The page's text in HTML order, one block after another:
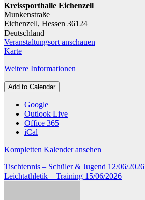
Kreissporthalle Eichenzell
Munkenstraße
Eichenzell, Hessen 36124
Deutschland
Veranstaltungsort anschauen
KarteKreissporthalle
Weitere Informationen
Add to Calendar
Google
Outlook Live
Office 365
iCal
Kompletten Kalender ansehen
Beitragsnavigation
Tischtennis – Schüler & Jugend 12/06/2026
Leichtathletik – Training 15/06/2026